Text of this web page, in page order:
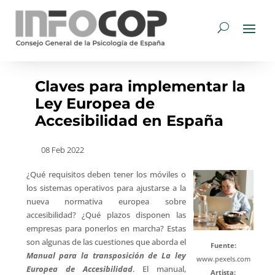
Claves para implementar la
Ley Europea de
Accesibilidad en España
08 Feb 2022
¿Qué requisitos deben tener los móviles o
los sistemas operativos para ajustarse a la
nueva normativa europea sobre
accesibilidad? ¿Qué plazos disponen las
empresas para ponerlos en marcha? Estas
son algunas de las cuestiones que aborda el
Manual para la transposición de La ley
Europea de Accesibilidad. El manual,
Fuente:
www.pexels.com
Artista: